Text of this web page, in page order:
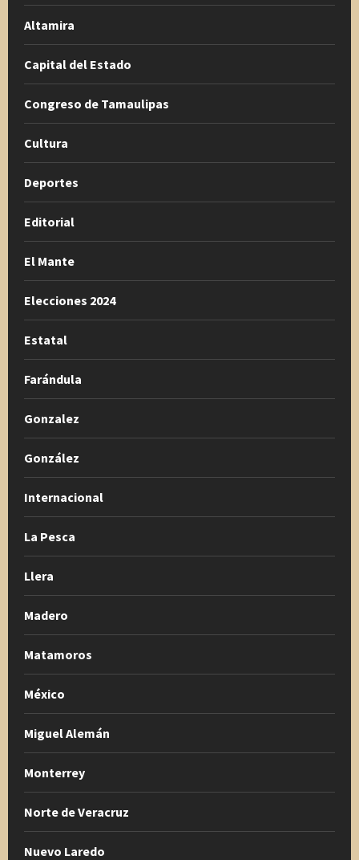
Altamira
Capital del Estado
Congreso de Tamaulipas
Cultura
Deportes
Editorial
El Mante
Elecciones 2024
Estatal
Farándula
Gonzalez
González
Internacional
La Pesca
Llera
Madero
Matamoros
México
Miguel Alemán
Monterrey
Norte de Veracruz
Nuevo Laredo